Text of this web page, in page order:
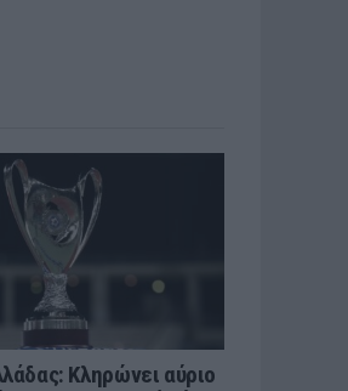
Κληρώνει αύριο